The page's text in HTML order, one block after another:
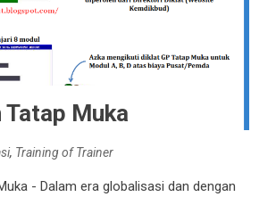
Muka
, Training of Trainer
- Dalam era globalisasi dan dengan